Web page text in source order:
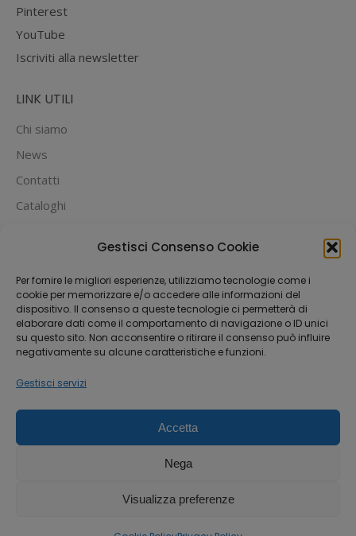
Gestisci Consenso Cookie
Per fornire le migliori esperienze, utilizziamo tecnologie come i
cookie per memorizzare e/o accedere alle informazioni del
dispositivo. Il consenso a queste tecnologie ci permetterà di
elaborare dati come il comportamento di navigazione o ID unici
su questo sito. Non acconsentire o ritirare il consenso può influire
negativamente su alcune caratteristiche e funzioni.
Gestisci servizi
Accetta
Nega
Visualizza preferenze
Pinterest
YouTube
Iscriviti alla newsletter
LINK UTILI
Chi siamo
News
Contatti
Cataloghi
PUOI PAGARE CON:
Dream-Theme — trulypremium WordPress
themes
Michael House S.R.L.S
P.IVA 12842370962